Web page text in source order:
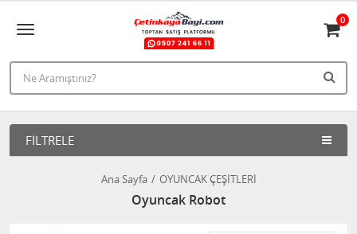
0
FILTRELE
Ana Sayfa OYUNCAK ÇEŞİTLERİ
Oyuncak Robot